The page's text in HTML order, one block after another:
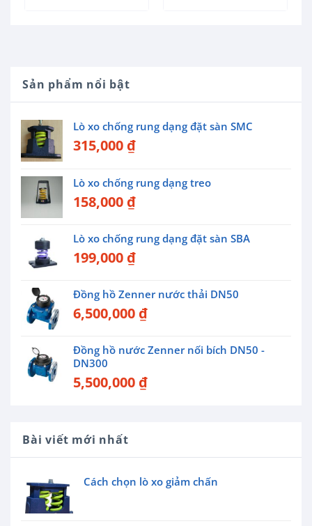
Sản phẩm nổi bật
Lò xo chống rung dạng đặt sàn SMC
315,000 ₫
Lò xo chống rung dạng treo
158,000 ₫
Lò xo chống rung dạng đặt sàn SBA
199,000 ₫
Đồng hồ Zenner nước thải DN50
6,500,000 ₫
Đồng hồ nước Zenner nối bích DN50 -
DN300
5,500,000 ₫
Bài viết mới nhất
Cách chọn lò xo giảm chấn